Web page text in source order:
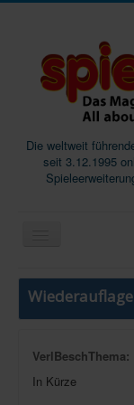
Die weltweit
seit 3.12.1995
Start
VerlBeschThema:
In Kürze